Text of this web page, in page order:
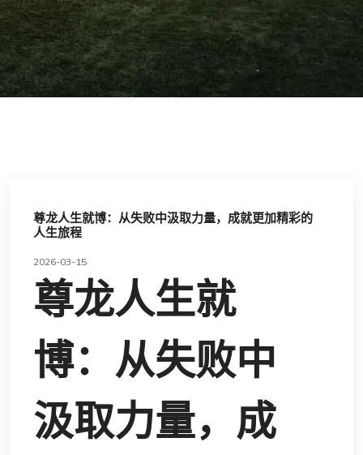
尊龙人生就博：从失败中汲取力量，成就更加精彩的
人生旅程
2026-03-15
尊龙人生就
博：从失败中
汲取力量，成